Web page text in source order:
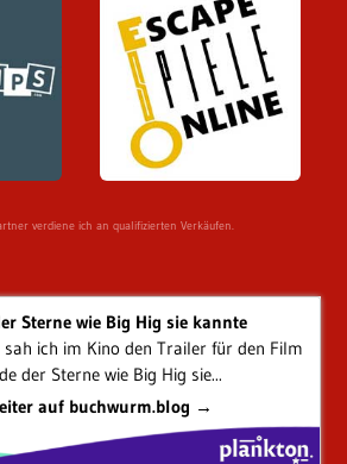
verdiene ich an qualifizierten Verkäufen.
Sterne wie Big Hig sie kannte
sah ich im Kino den Trailer für den Film
der Sterne wie Big Hig sie...
auf buchwurm.blog →